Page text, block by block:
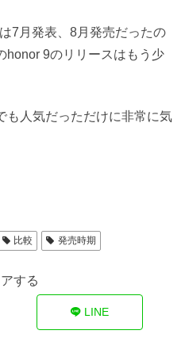
7月発表、8月発売だったの
honor 9のリリースはもう少
も人気だっただけに非常に気
比較 発売時期
する
LINE